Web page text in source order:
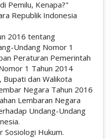
Pemilu, Kenapa?"
Republik Indonesia
2016 tentang
Undang Nomor 1
Peraturan Pemerintah
1 Tahun 2014
dan Walikota
Negara Tahun 2016
Lembaran Negara
Undang-Undang
Sosiologi Hukum.